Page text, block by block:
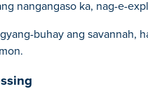
nangangaso ka, nag-e-
buhay ang savannah,